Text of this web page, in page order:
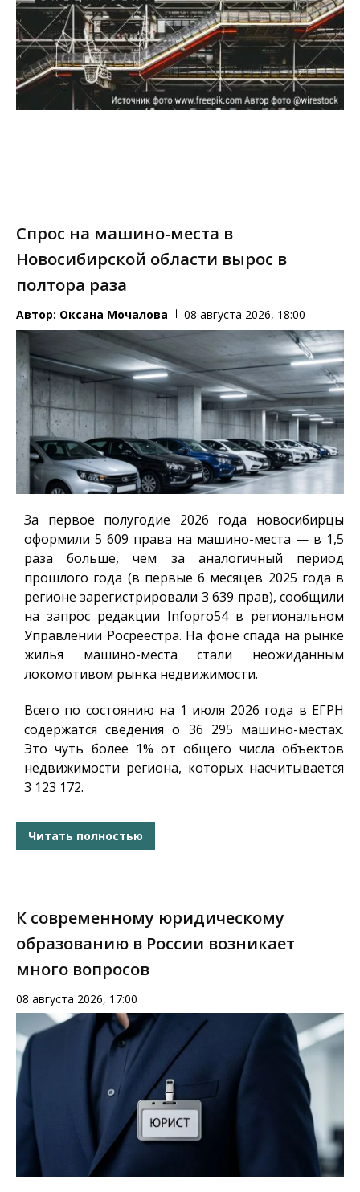
Спрос на машино-места в
Новосибирской области вырос в
полтора раза
Автор: Оксана Мочалова 08 августа 2026, 18:00
За первое полугодие 2026 года новосибирцы
оформили 5 609 права на машино-места — в 1,5
раза больше, чем за аналогичный период
прошлого года (в первые 6 месяцев 2025 года в
регионе зарегистрировали 3 639 прав), сообщили
на запрос редакции Infopro54в региональном
Управлении Росреестра. На фоне спада на рынке
жилья машино-места стали неожиданным
локомотивом рынка недвижимости.
Всего по состоянию на 1 июля 2026 года в ЕГРН
содержатся сведения о 36 295 машино-местах.
Это чуть более 1% от общего числа объектов
недвижимости региона, которых насчитывается
3 123 172.
Читать полностью
К современному юридическому
образованию в России возникает
много вопросов
08 августа 2026, 17:00